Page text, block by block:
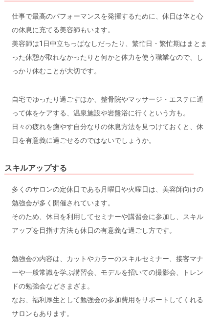
仕事で最高のパフォーマンスを発揮するために、休日は体と心
の休息に充てる美容師もいます。
美容師は1日中立ちっぱなしだったり、繁忙日・繁忙期はまとま
った休憩が取れなかったりと何かと体力を使う職業なので、し
っかり休むことが大切です。
自宅でゆったり過ごすほか、整骨院やマッサージ・エステに通
って体をケアする、温泉施設や岩盤浴に行くという方も。
日々の疲れを癒やす自分なりの休息方法を見つけておくと、休
日を有意義に過ごせるのではないでしょうか。
スキルアップする
多くのサロンの定休日である月曜日や火曜日は、美容師向けの
勉強会が多く開催されています。
そのため、休日を利用してセミナーや講習会に参加し、スキル
アップを目指す方法も休日の有意義な過ごし方です。
勉強会の内容は、カットやカラーのスキルセミナー、接客マナ
ーや一般常識を学ぶ講習会、モデルを招いての撮影会、トレン
ドの勉強会などさまざま。
なお、福利厚生として勉強会の参加費用をサポートしてくれる
サロンもあります。